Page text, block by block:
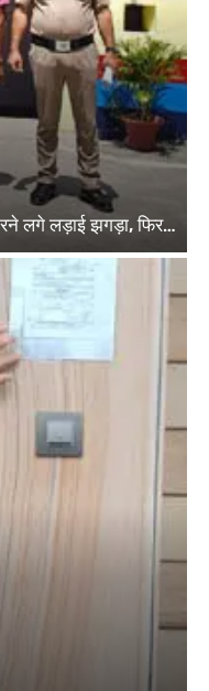
लगे लड़ाई झगड़ा, फिर…